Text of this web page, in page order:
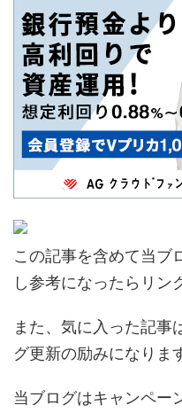
この記事を含めて当ブ
し参考になったらリン
また、気に入った記事
グ更新の励みになりま
当ブログはキャンペー